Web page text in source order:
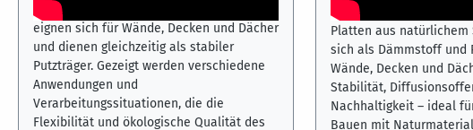
Dämmplatten aus natürlichem Schilfrohr
eignen sich für Wände, Decken und Dächer
und dienen gleichzeitig als stabiler
Putzträger. Gezeigt werden verschiedene
Anwendungen und
Verarbeitungssituationen, die die
Flexibilität und ökologische Qualität des
Schilfplatte im
Platten aus natürlichem
sich als Dämmstoff und
Wände, Decken und
Stabilität,
Nachhaltigkeit – ideal
Bauen mit